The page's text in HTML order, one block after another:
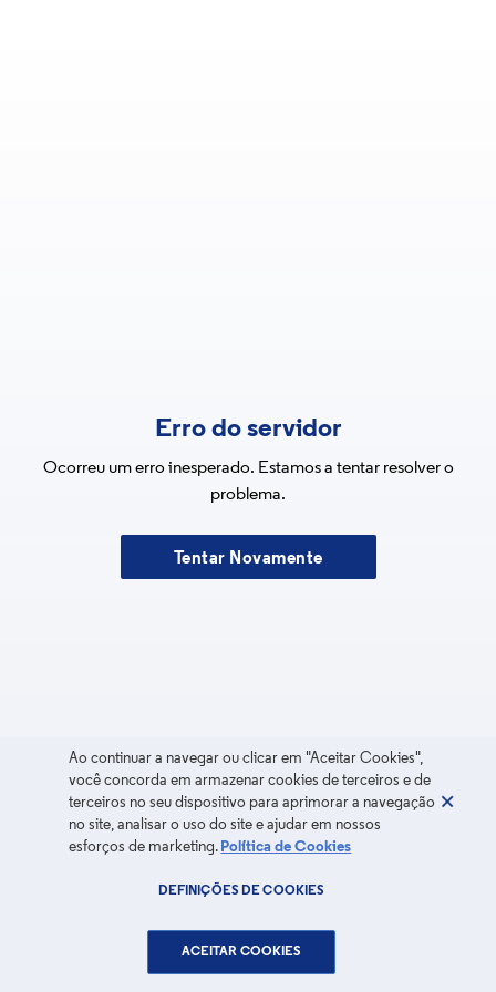
Erro do servidor
Ocorreu um erro inesperado. Estamos a tentar resolver o
problema.
Tentar Novamente
Ao continuar a navegar ou clicar em "Aceitar Cookies",
você concorda em armazenar cookies de terceiros e de
terceiros no seu dispositivo para aprimorar a navegação
no site, analisar o uso do site e ajudar em nossos
esforços de marketing. Política de Cookies
DEFINIÇÕES DE COOKIES
ACEITAR COOKIES